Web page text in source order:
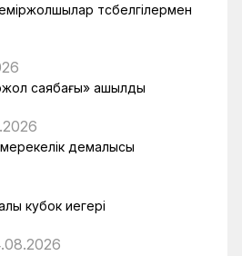
төсбелгілермен
саябағы» ашылды
демалысы
кубок иегері